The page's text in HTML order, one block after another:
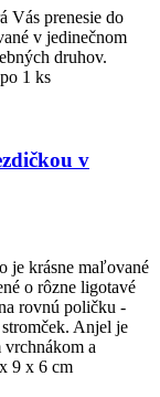
Vás prenesie do
v jedinečnom
druhov.
1 ks
v
je krásne maľované
o rôzne ligotavé
rovnú poličku -
Anjel je
a
9 x 6 cm